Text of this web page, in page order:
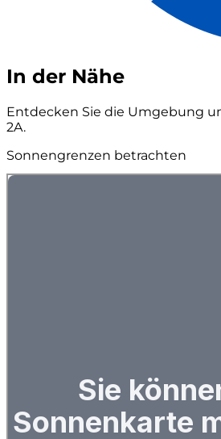
In der Nähe
Entdecken Sie die Umgebung
2A.
Sonnengrenzen betrachten